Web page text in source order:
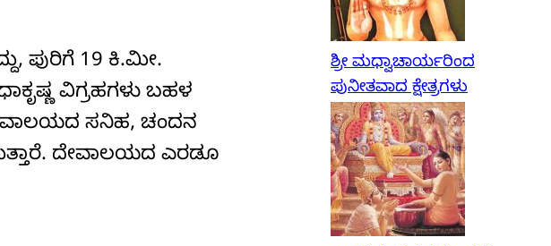
ಪುರಿಗೆ 19 ಕಿ.ಮೀ.
ವಿಗ್ರಹಗಳು ಬಹಳ
ಸನಿಹ, ಚಂದನ
ದೇವಾಲಯದ ಎರಡೂ
ಶ್ರೀ ಮಧ್ವಾಚಾರ್ಯರಿಂದ
ಪುನೀತವಾದ ಕ್ಷೇತ್ರಗಳು